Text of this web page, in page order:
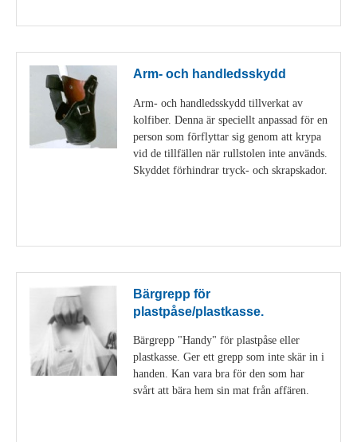
Arm- och handledsskydd
Arm- och handledsskydd tillverkat av
kolfiber. Denna är speciellt anpassad för en
person som förflyttar sig genom att krypa
vid de tillfällen när rullstolen inte används.
Skyddet förhindrar tryck- och skrapskador.
Bärgrepp för
plastpåse/plastkasse.
Bärgrepp "Handy" för plastpåse eller
plastkasse. Ger ett grepp som inte skär in i
handen. Kan vara bra för den som har
svårt att bära hem sin mat från affären.